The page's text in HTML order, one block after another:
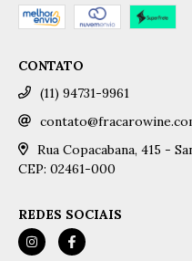
CONTATO
(11) 94731-9961
Rua Copacabana, 415 -
CEP: 02461-000
REDES SOCIAIS